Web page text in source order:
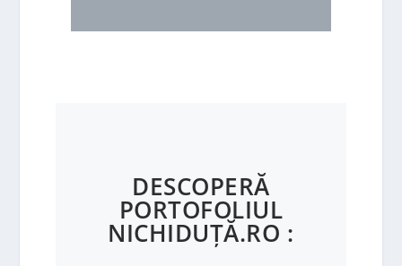
DESCOPERĂ
PORTOFOLIUL
NICHIDUȚĂ.RO :